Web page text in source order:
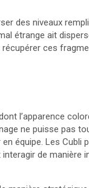
des niveaux
étrange ait
récupérer ces
dont l’apparence
ne puisse pas
équipe. Les Cubli
de manière